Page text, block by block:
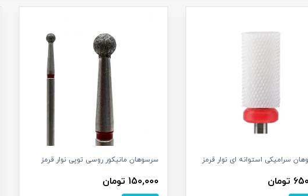
سرامیکی استوانه ای نوار قرمز سرسوهان مانیکور روسی توپی نوار قرمز
150,000 تومان